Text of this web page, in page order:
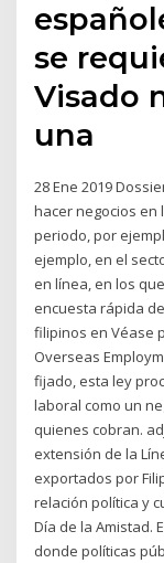
se
Visado
una
28 Ene 2019
hacer negocios en
periodo, por
ejemplo, en el
en línea, en los
encuesta rápida
filipinos en Véase
Overseas
fijado, esta ley
laboral como un
quienes cobran.
extensión de la
exportados por
relación política y
Día de la Amistad.
donde políticas